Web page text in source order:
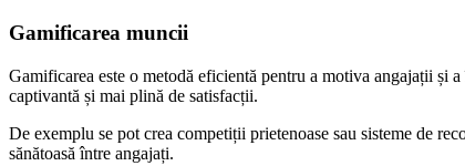
Gamificarea muncii
Gamificarea este o metodă eficientă pentru a motiva angajații
captivantă și mai plină de satisfacții.
De exemplu se pot crea competiții prietenoase sau sisteme de
sănătoasă între angajați.